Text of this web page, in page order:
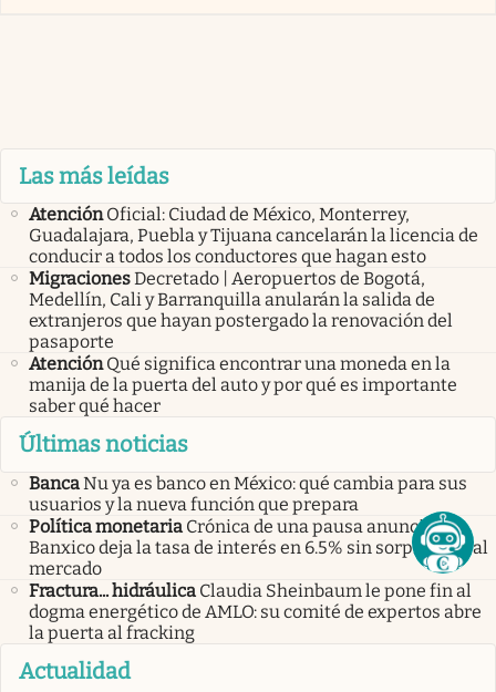
Las más leídas
Atención Oficial: Ciudad de México, Monterrey,
Guadalajara, Puebla y Tijuana cancelarán la licencia de
conducir a todos los conductores que hagan esto
MigracionesDecretado | Aeropuertos de Bogotá,
Medellín, Cali y Barranquilla anularán la salida de
extranjeros que hayan postergado la renovación del
pasaporte
Atención Qué significa encontrar una moneda en la
manija de la puerta del auto y por qué es importante
saber qué hacer
Últimas noticias
BancaNu ya es banco en México: qué cambia para sus
usuarios y la nueva función que prepara
Política monetaria Crónica de una pausa anunciada:
Banxico deja la tasa de interés en 6.5% sin sorprender al
mercado
Fractura... hidráulica Claudia Sheinbaum le pone fin al
dogma energético de AMLO: su comité de expertos abre
la puerta al fracking
Actualidad